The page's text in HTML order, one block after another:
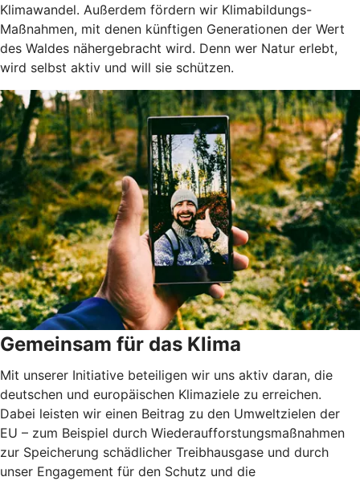
Klimawandel. Außerdem fördern wir Klimabildungs-
Maßnahmen, mit denen künftigen Generationen der Wert
des Waldes nähergebracht wird. Denn wer Natur erlebt,
wird selbst aktiv und will sie schützen.
Gemeinsam für das Klima
Mit unserer Initiative beteiligen wir uns aktiv daran, die
deutschen und europäischen Klimaziele zu erreichen.
Dabei leisten wir einen Beitrag zu den Umweltzielen der
EU – zum Beispiel durch Wiederaufforstungsmaßnahmen
zur Speicherung schädlicher Treibhausgase und durch
unser Engagement für den Schutz und die